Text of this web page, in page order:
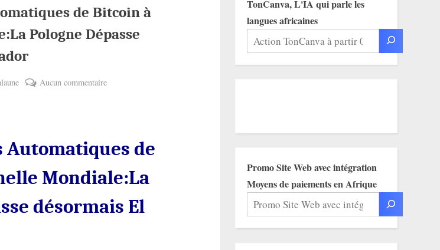
de Bitcoin à
Pologne Dépasse
Aucun commentairesur
à
l’Échelle
Mondiale:La
Pologne
Dépasse
de
Mondiale:La
désormais El
TonCanva, L'IA qui parle les
langues africaines
Promo Site Web avec intégration
Moyens de paiements en Afrique